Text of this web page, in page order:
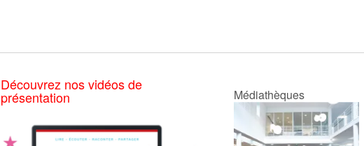
Découvrez nos vidéos de
présentation Médiathèques